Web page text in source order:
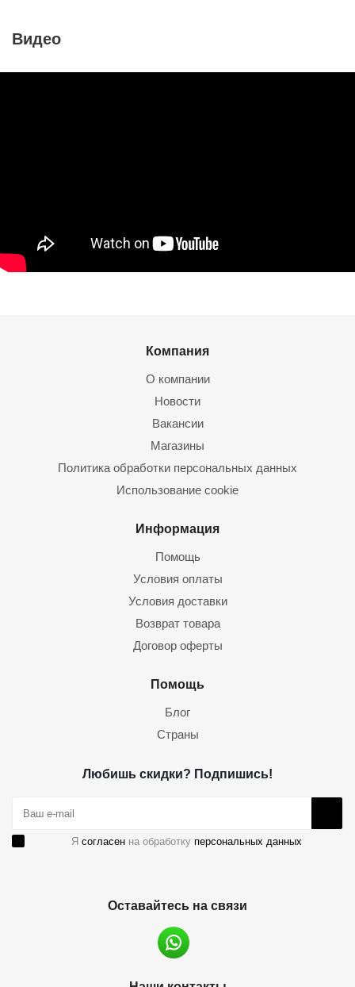
Видео
Компания
О компании
Новости
Вакансии
Магазины
Политика обработки персональных данных
Использование cookie
Информация
Помощь
Условия оплаты
Условия доставки
Возврат товара
Договор оферты
Помощь
Блог
Страны
Любишь скидки? Подпишись!
Я согласен на обработку персональных данных
Оставайтесь на связи